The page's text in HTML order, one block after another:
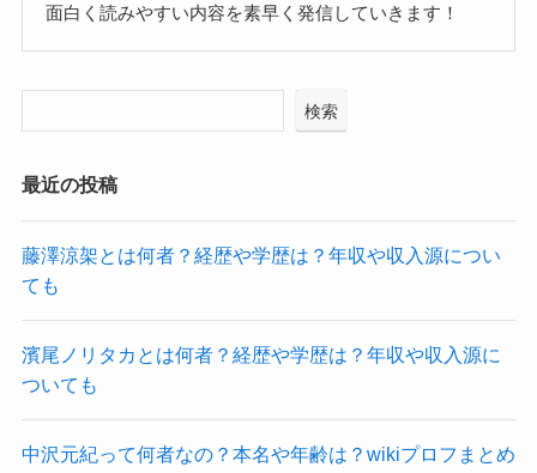
面白く読みやすい内容を素早く発信していきます！
検索
最近の投稿
藤澤涼架とは何者？経歴や学歴は？年収や収入源につい
ても
濱尾ノリタカとは何者？経歴や学歴は？年収や収入源に
ついても
中沢元紀って何者なの？本名や年齢は？wikiプロフまとめ